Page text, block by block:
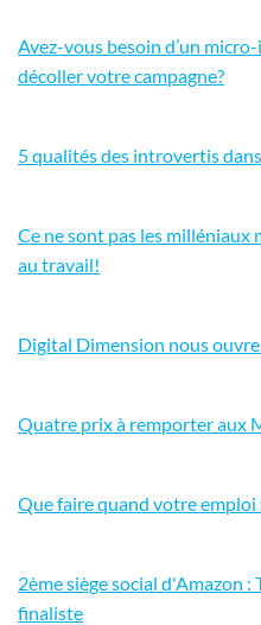
Avez-vous besoin d’un
décoller votre campagne?
5 qualités des introvertis
Ce ne sont pas les milléniaux
au travail!
Digital Dimension nous
Quatre prix à remporter aux
Que faire quand votre emploi
2ème siège social d'Amazon
finaliste